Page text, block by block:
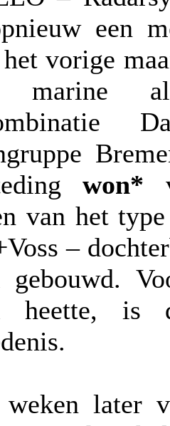
een
vorige
marine
won*
van het
–
gebouwd.
heette,
weken later